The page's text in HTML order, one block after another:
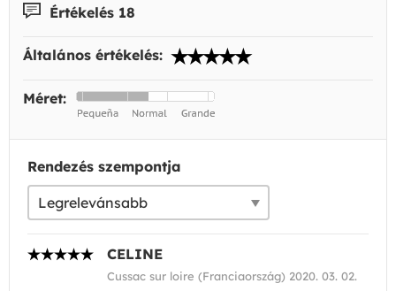
Értékelés 18
Általános értékelés:
Méret:
Rendezés szempontja
CELINE
Cussac sur loire (Franciaország) 2020. 03. 02.